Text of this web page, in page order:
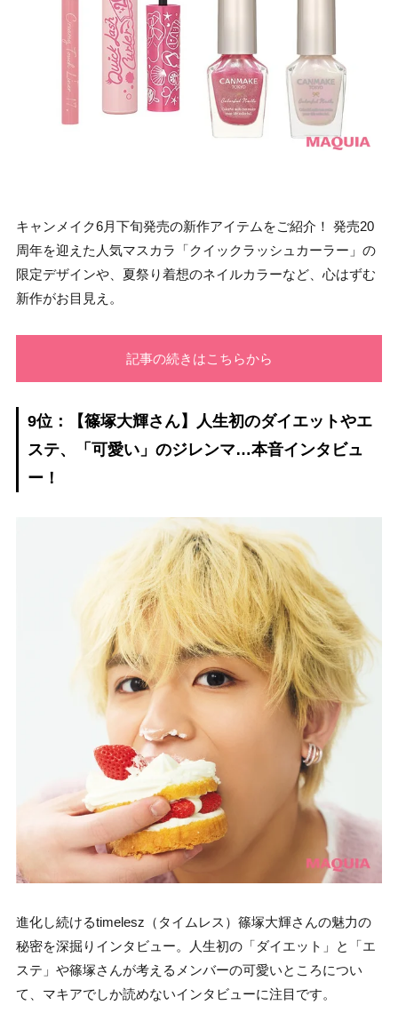
キャンメイク6月下旬発売の新作アイテムをご紹介！ 発売20
周年を迎えた人気マスカラ「クイックラッシュカーラー」の
限定デザインや、夏祭り着想のネイルカラーなど、心はずむ
新作がお目見え。
記事の続きはこちらから
9位：【篠塚大輝さん】人生初のダイエットやエ
ステ、「可愛い」のジレンマ…本音インタビュ
ー！
進化し続けるtimelesz（タイムレス）篠塚大輝さんの魅力の
秘密を深掘りインタビュー。人生初の「ダイエット」と「エ
ステ」や篠塚さんが考えるメンバーの可愛いところについ
て、マキアでしか読めないインタビューに注目です。